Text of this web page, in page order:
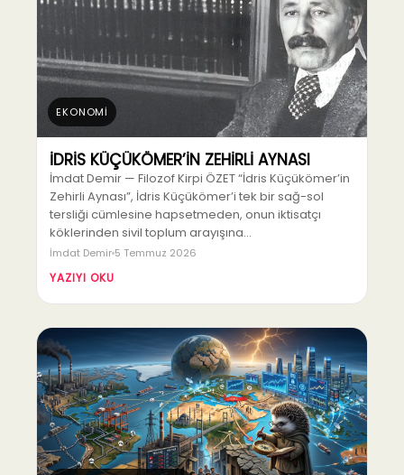
EKONOMİ
İDRİS KÜÇÜKÖMER’İN ZEHİRLİ AYNASI
İmdat Demir — Filozof Kirpi ÖZET “İdris Küçükömer’in
Zehirli Aynası”, İdris Küçükömer’i tek bir sağ-sol
tersliği cümlesine hapsetmeden, onun iktisatçı
köklerinden sivil toplum arayışına…
İmdat Demir 5 Temmuz 2026
YAZIYI OKU